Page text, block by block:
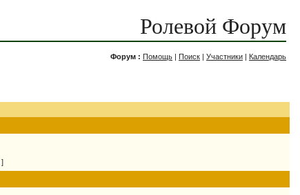
Ролевой Форум
Форум : Помощь | Поиск | Участники | Календарь
]